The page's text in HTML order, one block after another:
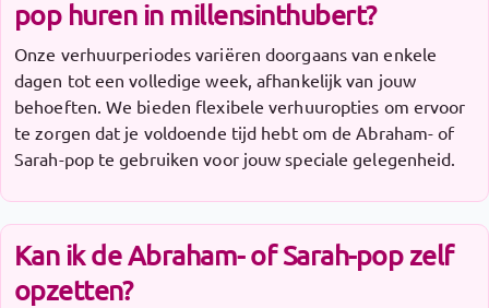
pop huren in millensinthubert?
Onze verhuurperiodes variëren doorgaans van enkele
dagen tot een volledige week, afhankelijk van jouw
behoeften. We bieden flexibele verhuuropties om ervoor
te zorgen dat je voldoende tijd hebt om de Abraham- of
Sarah-pop te gebruiken voor jouw speciale gelegenheid.
Kan ik de Abraham- of Sarah-pop zelf
opzetten?